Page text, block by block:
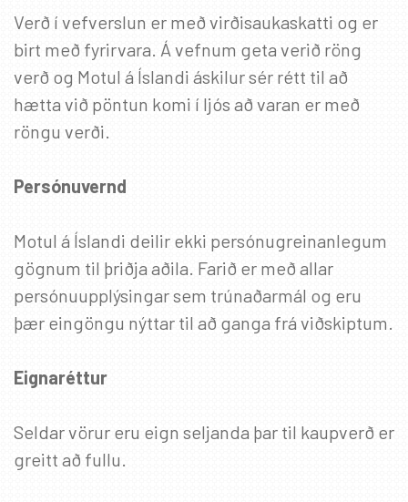
Verð í vefverslun er með virðisaukaskatti og er
birt með fyrirvara. Á vefnum geta verið röng
verð og Motul á Íslandi áskilur sér rétt til að
hætta við pöntun komi í ljós að varan er með
röngu verði.
Persónuvernd
Motul á Íslandi deilir ekki persónugreinanlegum
gögnum til þriðja aðila. Farið er með allar
persónuupplýsingar sem trúnaðarmál og eru
þær eingöngu nýttar til að ganga frá viðskiptum.
Eignaréttur
Seldar vörur eru eign seljanda þar til kaupverð er
greitt að fullu.
SKRÁÐU ÞIG Á PÓSTLISTANN
Fáðu sendar fréttir af nýjum vörum, viðburðum
og sértilboðum í tölvupósti.
Netfang*